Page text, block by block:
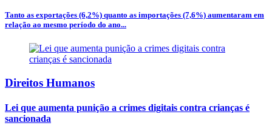
Tanto as exportações (6,2%) quanto as importações (7,6%) aumentaram em
relação ao mesmo período do ano...
Direitos Humanos
Lei que aumenta punição a crimes digitais contra crianças é
sancionada